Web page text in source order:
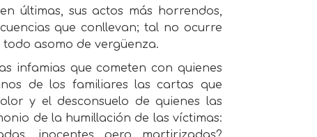
últimas, sus actos más horrendos,
que conllevan; tal no ocurre
asomo de vergüenza.
infamias que cometen con quienes
de los familiares las cartas que
y el desconsuelo de quienes las
de la humillación de las víctimas: